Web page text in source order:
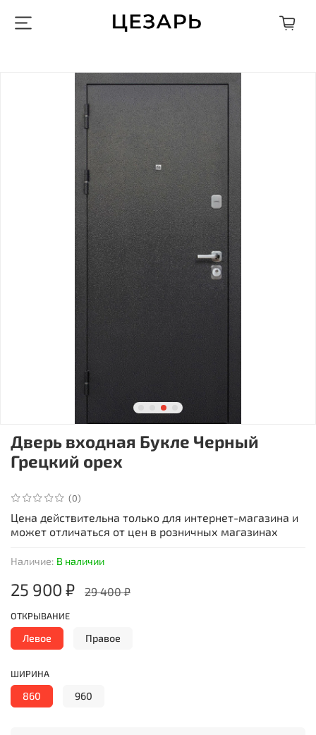
(0)
Наличие: В наличии
Дверь входная Букле Черный
Грецкий орех
25 900 ₽ 29 400 ₽
ОТКРЫВАНИЕ
Левое Правое
ШИРИНА
860 960
Цена действительна только для интернет-магазина и
может отличаться от цен в розничных магазинах